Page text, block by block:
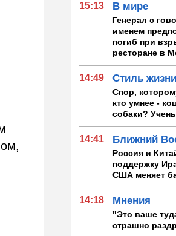
15:13 В мире
Генерал с
именем
погиб при
ресторане в
14:49 Стиль жизни
Спор,
кто умнее -
собаки?
14:41 Ближний
Россия и
поддержку
США меняет
14:18 Мнения
"Это ваше
страшно